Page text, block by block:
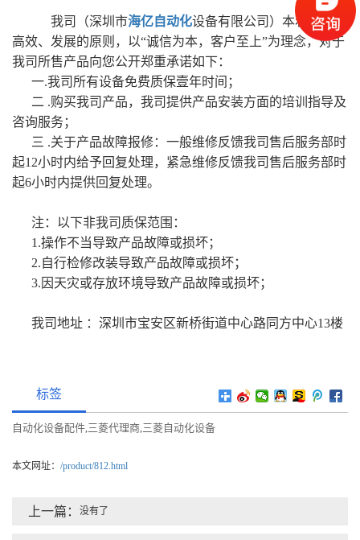
我司（深圳市海亿自动化设备有限公司）本着优质、
高效、发展的原则，以“诚信为本，客户至上”为理念，对于
我司所售产品向您公开郑重承诺如下：
一.我司所有设备免费质保壹年时间；
二 .购买我司产品，我司提供产品安装方面的培训指导及
咨询服务；
三 .关于产品故障报修：一般维修反馈我司售后服务部时
起12小时内给予回复处理，紧急维修反馈我司售后服务部时
起6小时内提供回复处理。
注：以下非我司质保范围：
1.操作不当导致产品故障或损坏；
2.自行检修改装导致产品故障或损坏；
3.因天灾或存放环境导致产品故障或损坏；
我司地址 ：深圳市宝安区新桥街道中心路同方中心13楼
标签
自动化设备配件,三菱代理商,三菱自动化设备
本文网址： /product/812.html
上一篇： 没有了